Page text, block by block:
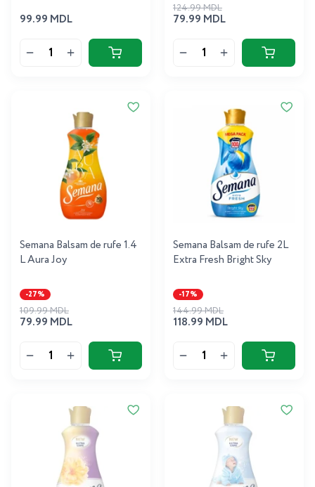
99.99 MDL 79.99 MDL
124.99 MDL
Semana Balsam de rufe 1.4
L Aura Joy
-27%
79.99 MDL
109.99 MDL
Semana Balsam de rufe 2L
Extra Fresh Bright Sky
-17%
118.99 MDL
144.99 MDL